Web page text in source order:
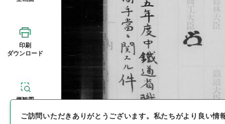
印刷
ダウンロード
概観図
ご訪問いただきありがとうございます。 私たちがより良い情